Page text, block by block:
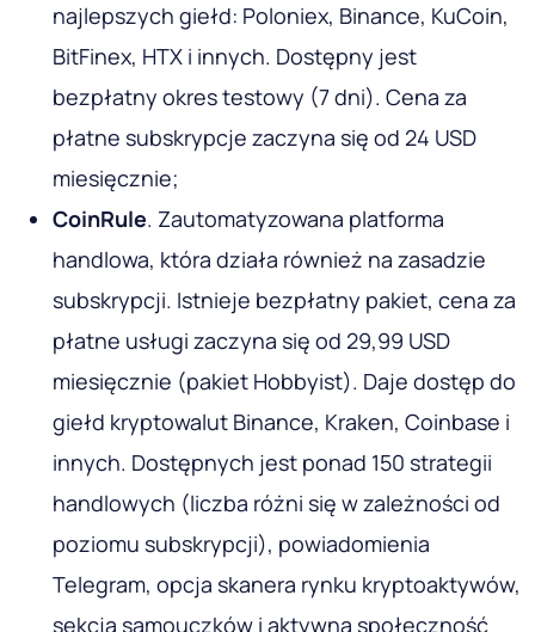
najlepszych giełd: Poloniex, Binance, KuCoin,
BitFinex, HTX i innych. Dostępny jest
bezpłatny okres testowy (7 dni). Cena za
płatne subskrypcje zaczyna się od 24 USD
miesięcznie;
CoinRule. Zautomatyzowana platforma
handlowa, która działa również na zasadzie
subskrypcji. Istnieje bezpłatny pakiet, cena za
płatne usługi zaczyna się od 29,99 USD
miesięcznie (pakiet Hobbyist). Daje dostęp do
giełd kryptowalut Binance, Kraken, Coinbase i
innych. Dostępnych jest ponad 150 strategii
handlowych (liczba różni się w zależności od
poziomu subskrypcji), powiadomienia
Telegram, opcja skanera rynku kryptoaktywów,
sekcja samouczków i aktywna społeczność